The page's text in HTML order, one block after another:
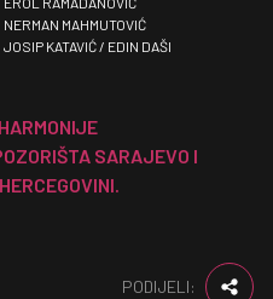
PODIJELI:
NERMAN MAHMUTOVIĆ
JOSIP KATAVIĆ / EDIN DAŠI
SARAJEVO I